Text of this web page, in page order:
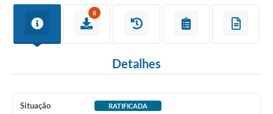
8
Detalhes
Situação RATIFICADA